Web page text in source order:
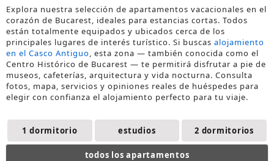
Explora nuestra selección de apartamentos vacacionales en el
corazón de Bucarest, ideales para estancias cortas. Todos
están totalmente equipados y ubicados cerca de los
principales lugares de interés turístico. Si buscas alojamiento
en el Casco Antiguo, esta zona — también conocida como el
Centro Histórico de Bucarest — te permitirá disfrutar a pie de
museos, cafeterías, arquitectura y vida nocturna. Consulta
fotos, mapa, servicios y opiniones reales de huéspedes para
elegir con confianza el alojamiento perfecto para tu viaje.
1 dormitorio estudios 2 dormitorios
todos los apartamentos